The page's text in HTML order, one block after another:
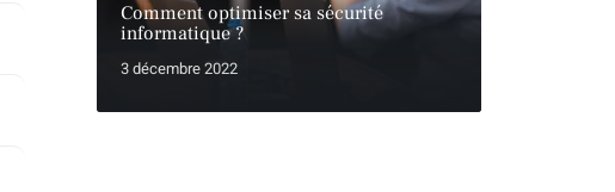
Comment optimiser sa sécurité
informatique ?
3 décembre 2022